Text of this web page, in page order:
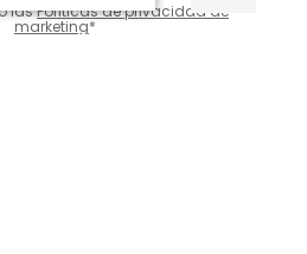
lasPolíticas de privacidad de
marketing*